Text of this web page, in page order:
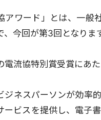
アワード」とは、一
、今回が第3回となりま
電流協特別賞受賞にあ
ジネスパーソンが効率
ービスを提供し、電子